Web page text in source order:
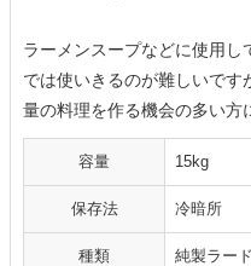
ラーメンスープなどに使用
では使いきるのが難しいで
量の料理を作る機会の多い方
容量 15kg
保存法 冷暗所
種類 純製ラード